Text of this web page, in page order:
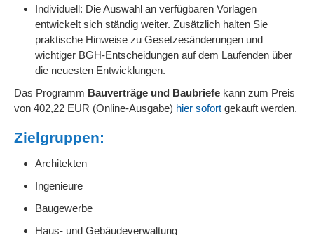
Individuell: Die Auswahl an verfügbaren Vorlagen
entwickelt sich ständig weiter. Zusätzlich halten Sie
praktische Hinweise zu Gesetzesänderungen und
wichtiger BGH-Entscheidungen auf dem Laufenden über
die neuesten Entwicklungen.
Das Programm Bauverträge und Baubriefe kann zum Preis
von 402,22 EUR (Online-Ausgabe) hier sofort gekauft werden.
Zielgruppen:
Architekten
Ingenieure
Baugewerbe
Haus- und Gebäudeverwaltung